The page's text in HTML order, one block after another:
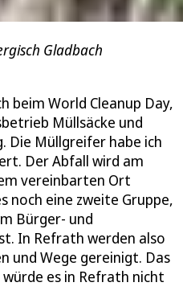
Gladbach
beim World Cleanup Day,
Müllsäcke und
Die Müllgreifer habe ich
Der Abfall wird am
vereinbarten Ort
noch eine zweite Gruppe,
Bürger- und
In Refrath werden also
und Wege gereinigt. Das
es in Refrath nicht